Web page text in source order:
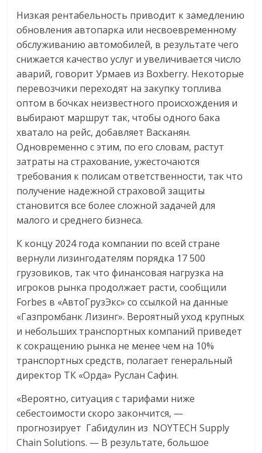
Низкая рентабельность приводит к замедлению
обновления автопарка или несвоевременному
обслуживанию автомобилей, в результате чего
снижается качество услуг и увеличивается число
аварий, говорит Урмаев из Boxberry. Некоторые
перевозчики переходят на закупку топлива
оптом в бочках неизвестного происхождения и
выбирают маршрут так, чтобы одного бака
хватало на рейс, добавляет Васканян.
Одновременно с этим, по его словам, растут
затраты на страхование, ужесточаются
требования к полисам ответственности, так что
получение надежной страховой защиты
становится все более сложной задачей для
малого и среднего бизнеса.
К концу 2024 года компании по всей стране
вернули лизингодателям порядка 17 500
грузовиков, так что финансовая нагрузка на
игроков рынка продолжает расти, сообщили
Forbes в «АвтоГрузЭкс» со ссылкой на данные
«Газпромбанк Лизинг». Вероятный уход крупных
и небольших транспортных компаний приведет
к сокращению рынка не менее чем на 10%
транспортных средств, полагает генеральный
директор ТК «Орда» Руслан Сафин.
«Вероятно, ситуация с тарифами ниже
себестоимости скоро закончится, —
прогнозирует Габидулин из NOYTECH Supply
Chain Solutions. — В результате, большое